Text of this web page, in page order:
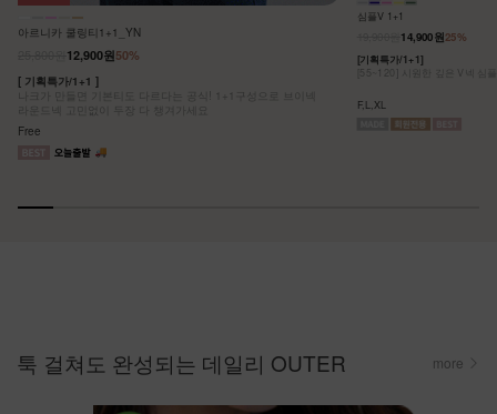
아르니카 쿨링티1+1_YN
50%
12,900원
[ 기획특가/1+1 ]
나크가 만들면 기본티도 다르다는 공식! 1+1구성으로 브이넥
라운드넥 고민없이 두장 다 챙겨가세요
Free
심플V 1+1
25%
14,900원
[기획특가/1+1]
[55~120] 시원한 깊은 V넥 심
F,L,XL
툭 걸쳐도 완성되는 데일리 OUTER more